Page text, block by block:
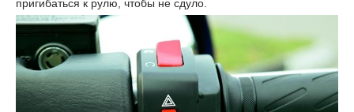
пригибаться к рулю, чтобы не сдуло.